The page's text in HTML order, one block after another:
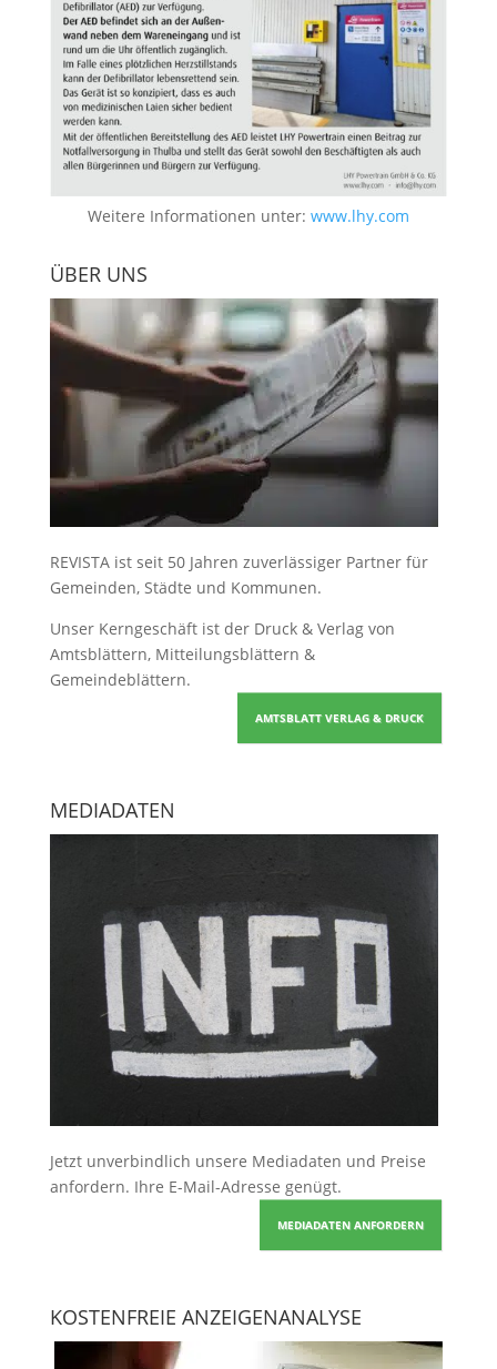
Weitere Informationen unter: www.lhy.com
ÜBER UNS
REVISTA ist seit 50 Jahren zuverlässiger Partner für
Gemeinden, Städte und Kommunen.
Unser Kerngeschäft ist der Druck & Verlag von
Amtsblättern, Mitteilungsblättern &
Gemeindeblättern.
AMTSBLATT VERLAG & DRUCK
MEDIADATEN
Jetzt unverbindlich unsere Mediadaten und Preise
anfordern. Ihre E-Mail-Adresse genügt.
MEDIADATEN ANFORDERN
KOSTENFREIE ANZEIGENANALYSE